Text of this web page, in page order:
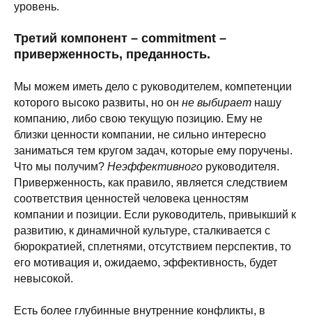
уровень.
Третий компонент – commitment –
приверженность, преданность.
Мы можем иметь дело с руководителем, компетенции
которого высоко развиты, но он не выбирает нашу
компанию, либо свою текущую позицию. Ему не
близки ценности компании, не сильно интересно
заниматься тем кругом задач, которые ему поручены.
Что мы получим? Неэффективного руководителя.
Приверженность, как правило, является следствием
соответствия ценностей человека ценностям
компании и позиции. Если руководитель, привыкший к
развитию, к динамичной культуре, сталкивается с
бюрократией, сплетнями, отсутствием перспектив, то
его мотивация и, ожидаемо, эффективность, будет
невысокой.
Есть более глубинные внутренние конфликты, в